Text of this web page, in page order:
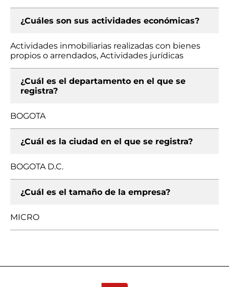
¿Cuáles son sus actividades económicas?
Actividades inmobiliarias realizadas con bienes
propios o arrendados, Actividades jurídicas
¿Cuál es el departamento en el que se
registra?
BOGOTA
¿Cuál es la ciudad en el que se registra?
BOGOTA D.C.
¿Cuál es el tamaño de la empresa?
MICRO